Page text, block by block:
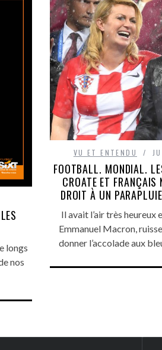
longs
nos
VU ET ENTENDU
FOOTBALL. MONDIAL.
CROATE ET FRANÇAIS
DROIT À UN
Il avait l’air très heureux
Emmanuel Macron,
donner l’accolade aux